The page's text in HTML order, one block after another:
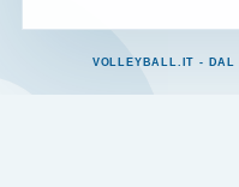
VOLLEYBALL.IT - DAL